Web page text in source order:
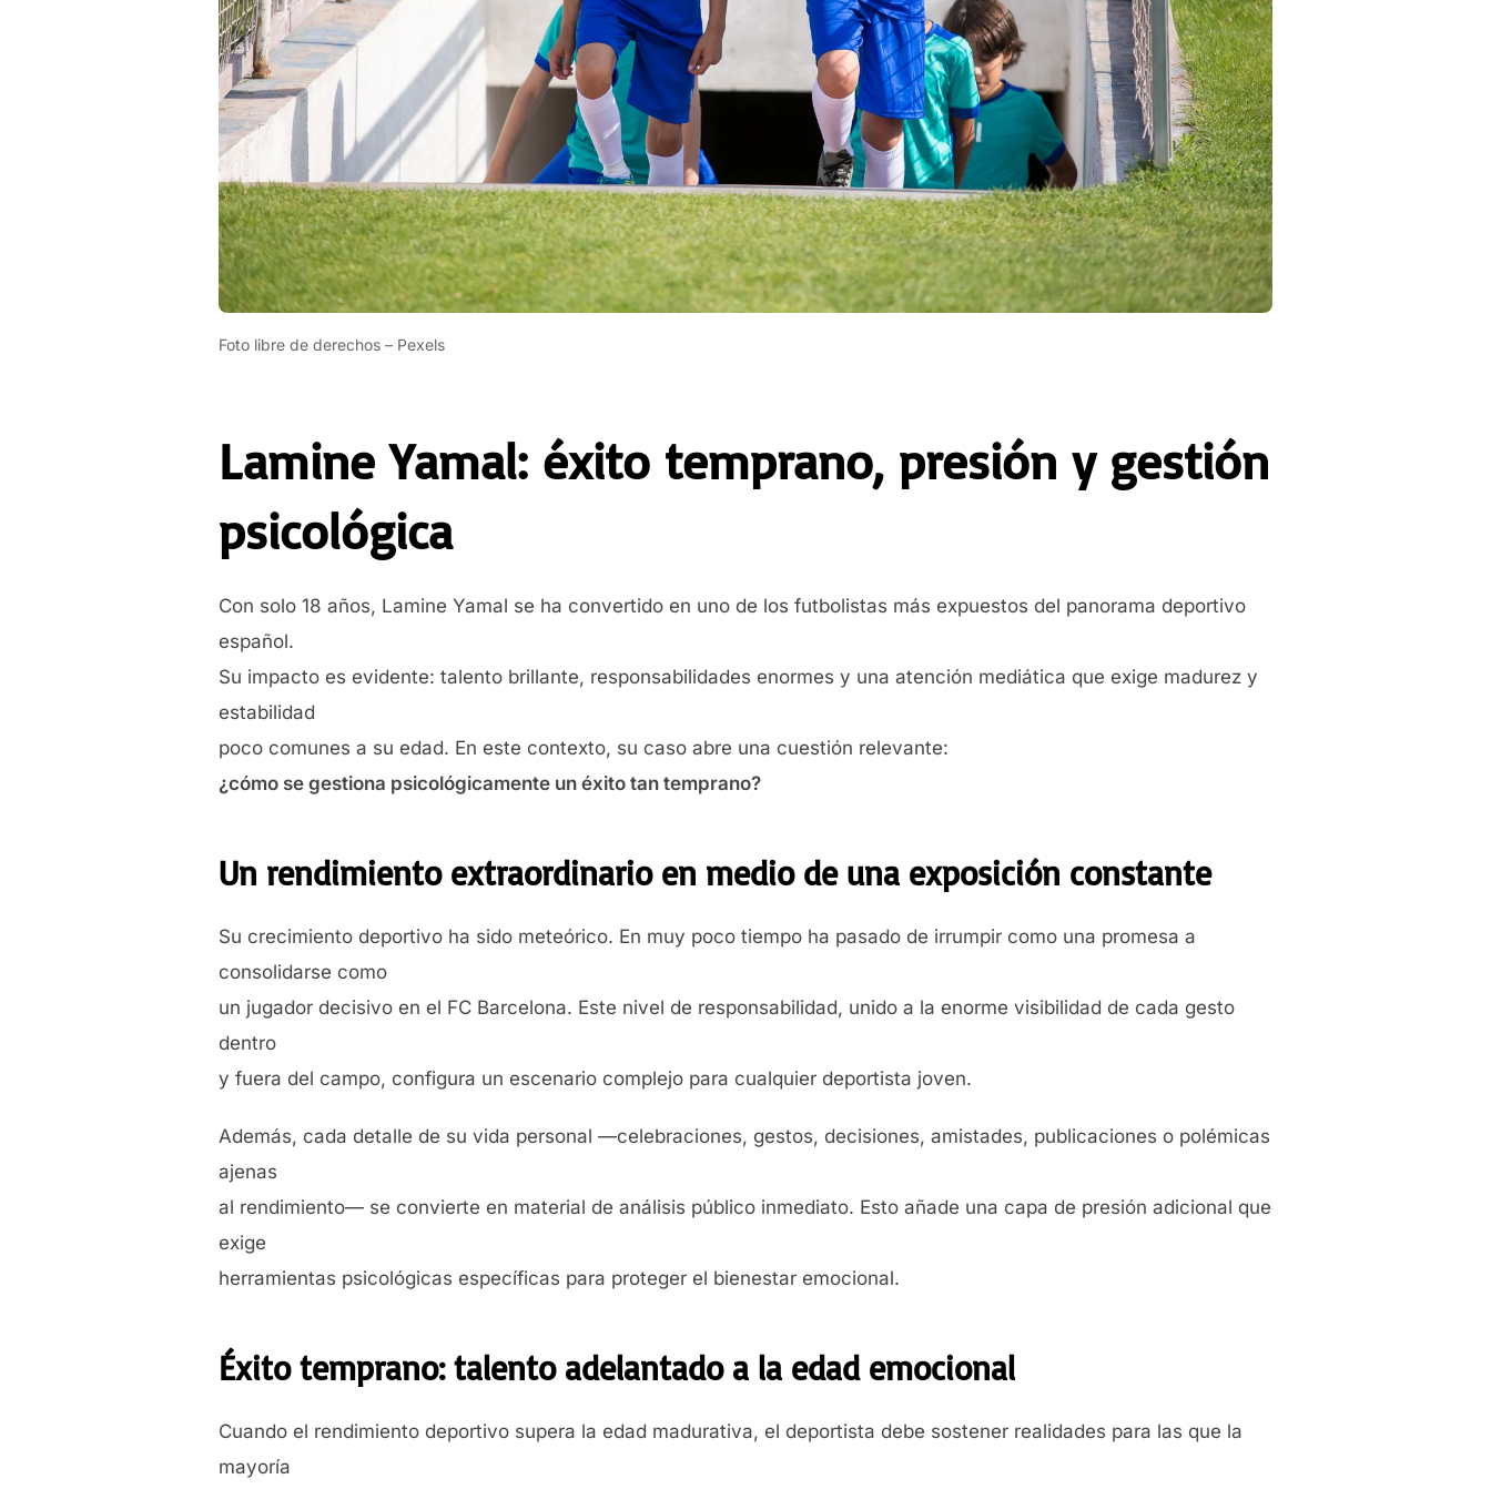
Foto libre de derechos – Pexels
Lamine Yamal: éxito temprano, presión y gestión
psicológica
Con solo 18 años, Lamine Yamal se ha convertido en uno de los futbolistas más expuestos del panorama deportivo
español.
Su impacto es evidente: talento brillante, responsabilidades enormes y una atención mediática que exige madurez y
estabilidad
poco comunes a su edad. En este contexto, su caso abre una cuestión relevante:
¿cómo se gestiona psicológicamente un éxito tan temprano?
Un rendimiento extraordinario en medio de una exposición constante
Su crecimiento deportivo ha sido meteórico. En muy poco tiempo ha pasado de irrumpir como una promesa a
consolidarse como
un jugador decisivo en el FC Barcelona. Este nivel de responsabilidad, unido a la enorme visibilidad de cada gesto
dentro
y fuera del campo, configura un escenario complejo para cualquier deportista joven.
Además, cada detalle de su vida personal —celebraciones, gestos, decisiones, amistades, publicaciones o polémicas
ajenas
al rendimiento— se convierte en material de análisis público inmediato. Esto añade una capa de presión adicional que
exige
herramientas psicológicas específicas para proteger el bienestar emocional.
Éxito temprano: talento adelantado a la edad emocional
Cuando el rendimiento deportivo supera la edad madurativa, el deportista debe sostener realidades para las que la
mayoría